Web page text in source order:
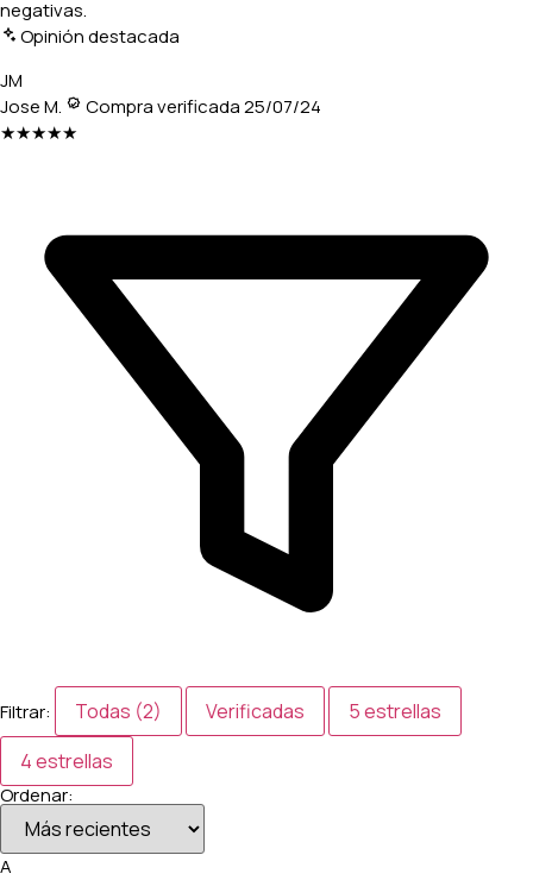
negativas.
Opinión destacada
JM
Jose M.
Compra verificada25/07/24
★★★★★
Filtrar: Todas (2) Verificadas
5 estrellas
4 estrellas
Ordenar:
A